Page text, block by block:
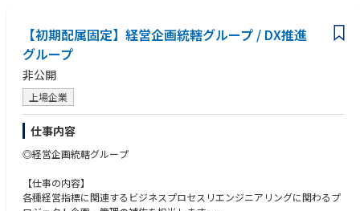
ンを策定・推進する
2. 戦略的な合意形成
・経営層・ビジネス部門・デザイナー・開発ベンダー・顧客対応窓口とい
った多様なステークホルダーの間に立ち、それぞれの立場や想いを技術的
な視点で翻訳・整理する
・技術的な正しさだけでなく、ビジネスとしての成功を見据え、全員が納
得する最適解を導き出すための粘り強く戦略的な対話と交渉をリードする
3. 技術的課題の解決と実装リード
・マスターデータ管理(MDM)：「都市のデジタルツイン」とも呼べる、
「WESTERワールド」のマスターデータ管理基盤を設計する
・マイクロサービス：多数のサービスが連携する中で、データ整合性やト
ランザクションを担保する仕組み（オーケストレーション/コレオグラフ
ィ等）を構築する
ステムの未来像を情熱と論理をもって描ける方
・ビジネスと技術の架け橋となれる方
多様な立場のステークホルダーと対話し、それぞれの想いを技術的視点
で翻訳・整理することで、全員が納得する最適解を粘り強く導き出せる方
・複雑なものをシンプルに探求できる方
複雑なビジネスドメインを深く探求し、その本質をシンプルで変更に強
いソフトウェアモデルへと昇華させるプロセスに情熱を注げる方
・全体最適を追求するバランス感覚をお持ちの方
目先の機能実現だけでなく、スケーラビリティや保守性といったシステ
ム全体の長期的な価値を常に意識し、バランスの取れた判断ができる方
【初期配属固定】経営企画統轄グループ / DX推進
グループ
非公開
上場企業
仕事内容
◎経営企画統轄グループ
【仕事の内容】
各種経営指標に関連するビジネスプロセスリエンジニアリングに関わるプ